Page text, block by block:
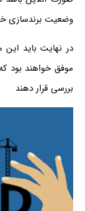
وضعیت برندسازی
در نهایت باید
موفق خواهند بود
بررسی قرار دهند